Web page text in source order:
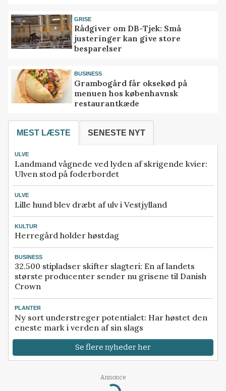
GRISE
Rådgiver om DB-Tjek: Små
justeringer kan give store
besparelser
BUSINESS
Grambogård får oksekød på
menuen hos københavnsk
restaurantkæde
MEST LÆSTE SENESTE NYT
ULVE
Landmand vågnede ved lyden af skrigende kvier:
Ulven stod på foderbordet
ULVE
Lille hund blev dræbt af ulv i Vestjylland
KULTUR
Herregård holder høstdag
BUSINESS
32.500 stipladser skifter slagteri: En af landets
største producenter sender nu grisene til Danish
Crown
PLANTER
Ny sort understreger potentialet: Har høstet den
eneste mark i verden af sin slags
Se flere nyheder her
Annonce